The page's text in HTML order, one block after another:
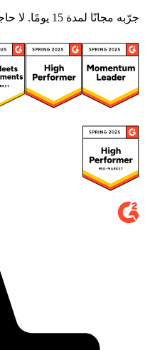
جرّبه مجانًا لمدة 15 يومًا. لا حاجة لبطاقة ائتمان.